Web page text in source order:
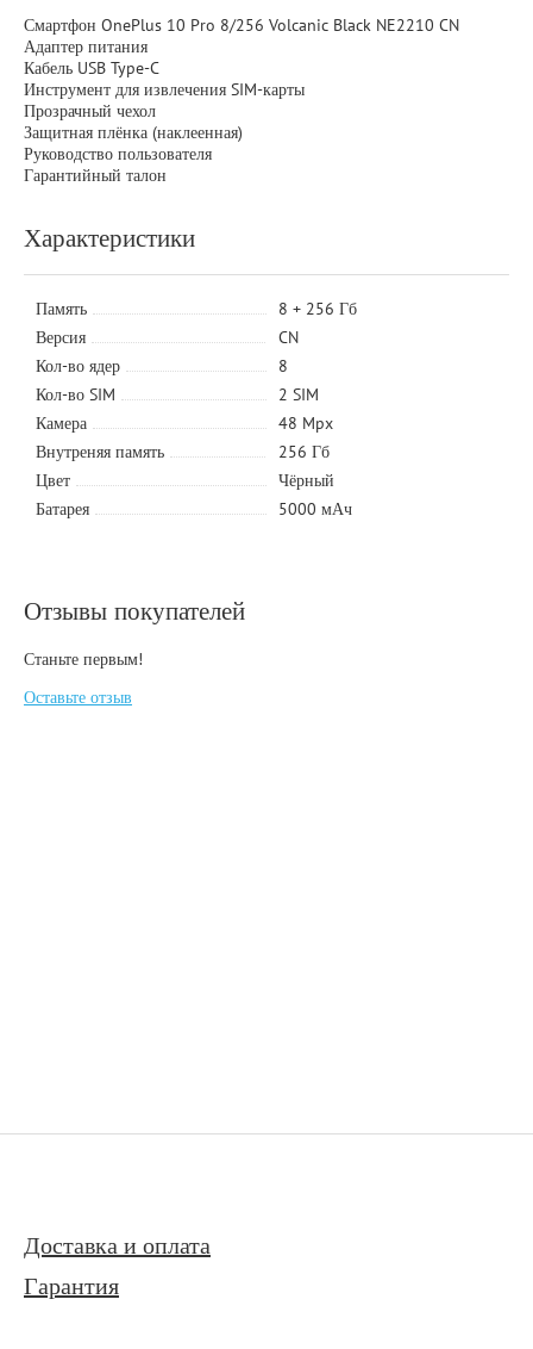
Смартфон OnePlus 10 Pro 8/256 Volcanic Black NE2210 CN
Адаптер питания
Кабель USB Type-C
Инструмент для извлечения SIM-карты
Прозрачный чехол
Защитная плёнка (наклеенная)
Руководство пользователя
Гарантийный талон
Характеристики
Память
8 + 256 Гб
Версия
CN
Кол-во ядер
8
Кол-во SIM
2 SIM
Камера
48 Mpx
Внутреняя память
256 Гб
Цвет
Чёрный
Батарея
5000 мАч
Отзывы покупателей
Станьте первым!
Оставьте отзыв
Доставка и оплата
Гарантия